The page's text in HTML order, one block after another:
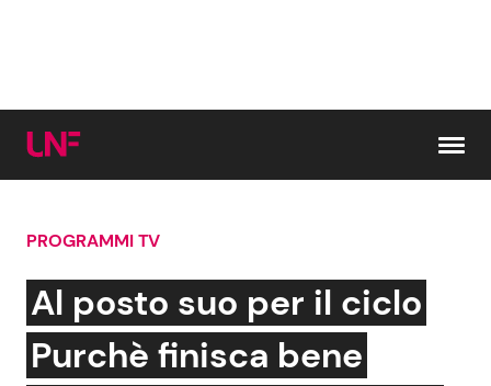
Cerca:
News e Cronaca Gossip e TV
PROGRAMMI TV
Al posto suo per il ciclo
Purchè finisca bene